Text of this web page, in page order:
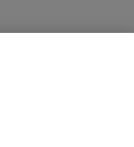
Esse
agendamento
Solicite